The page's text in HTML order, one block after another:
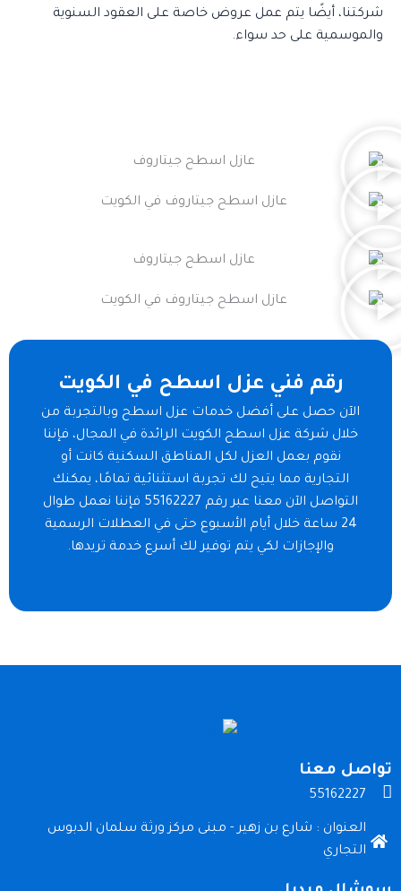
شركتنا، أيضًا يتم عمل عروض خاصة على العقود السنوية
والموسمية على حد سواء.
رقم فني عزل اسطح في الكويت
الآن حصل على أفضل خدمات عزل اسطح وبالتجربة من
خلال شركة عزل اسطح الكويت الرائدة في المجال، فإننا
نقوم بعمل العزل لكل المناطق السكنية كانت أو
التجارية مما يتيح لك تجربة استثنائية تمامًا، يمكنك
التواصل الآن معنا عبر رقم 55162227 فإننا نعمل طوال
24 ساعة خلال أيام الأسبوع حتى في العطلات الرسمية
والإجازات لكي يتم توفير لك أسرع خدمة تريدها.
تواصل معنا
55162227
العنوان : شارع بن زهير - مبنى مركز ورثة سلمان الدبوس
التجاري